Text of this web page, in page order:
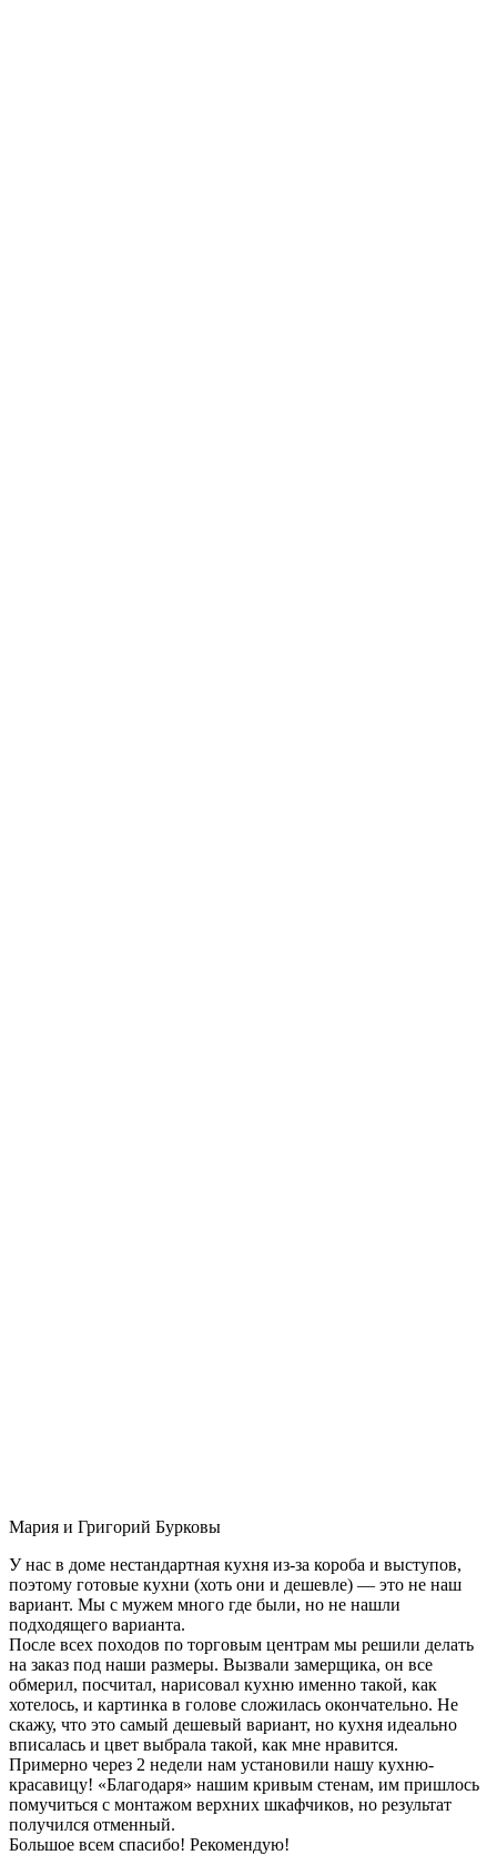
Мария и Григорий Бурковы
У нас в доме нестандартная кухня из-за короба и выступов,
поэтому готовые кухни (хоть они и дешевле) — это не наш
вариант. Мы с мужем много где были, но не нашли
подходящего варианта.
После всех походов по торговым центрам мы решили делать
на заказ под наши размеры. Вызвали замерщика, он все
обмерил, посчитал, нарисовал кухню именно такой, как
хотелось, и картинка в голове сложилась окончательно. Не
скажу, что это самый дешевый вариант, но кухня идеально
вписалась и цвет выбрала такой, как мне нравится.
Примерно через 2 недели нам установили нашу кухню-
красавицу! «Благодаря» нашим кривым стенам, им пришлось
помучиться с монтажом верхних шкафчиков, но результат
получился отменный.
Большое всем спасибо! Рекомендую!